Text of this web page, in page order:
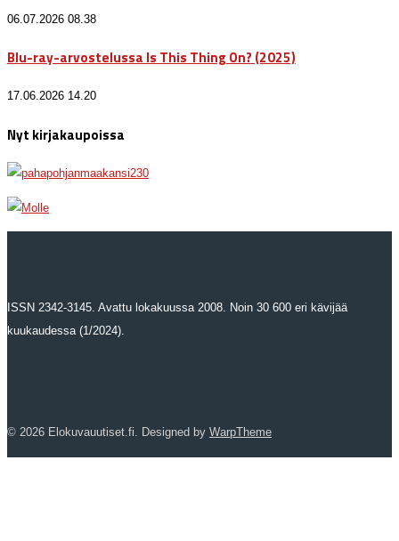
06.07.2026 08.38
Blu-ray-arvostelussa Is This Thing On? (2025)
17.06.2026 14.20
Nyt kirjakaupoissa
ISSN 2342-3145. Avattu lokakuussa 2008. Noin 30 600 eri kävijää
kuukaudessa (1/2024).
© 2026 Elokuvauutiset.fi. Designed by WarpTheme